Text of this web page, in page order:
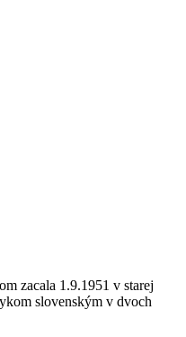
zacala 1.9.1951 v starej
slovenským v dvoch